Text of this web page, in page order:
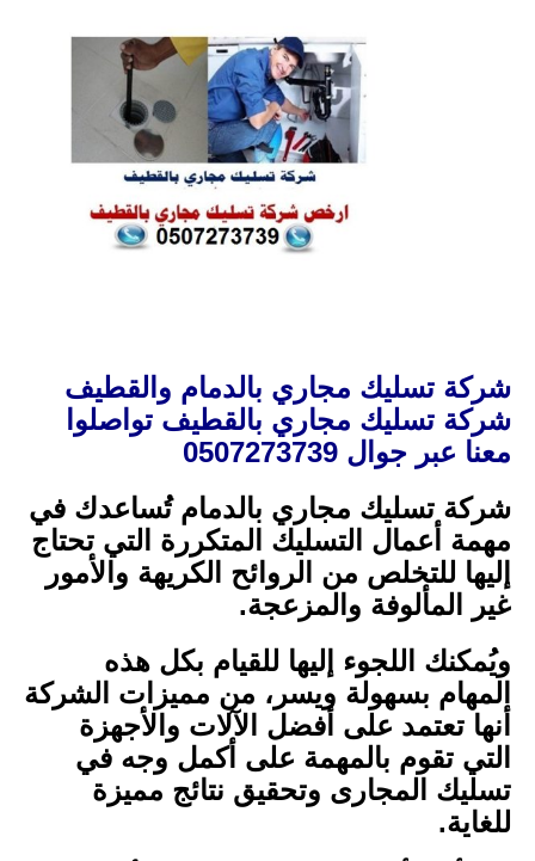
شركة تسليك مجاري بالدمام والقطيف
شركة تسليك مجاري بالقطيف تواصلوا
معنا عبر جوال 0507273739
شركة تسليك مجاري بالدمام تُساعدك في
مهمة أعمال التسليك المتكررة التي تحتاج
إليها للتخلص من الروائح الكريهة والأمور
غير المألوفة والمزعجة.
ويُمكنك اللجوء إليها للقيام بكل هذه
المهام بسهولة ويسر، من مميزات الشركة
أنها تعتمد على أفضل الآلات والأجهزة
التي تقوم بالمهمة على أكمل وجه في
تسليك المجارى وتحقيق نتائج مميزة
للغاية.